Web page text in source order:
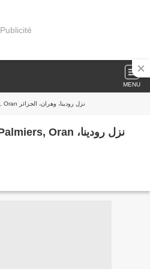
Publicité
MENU
» Hôtel Rodina, 4*, les Palmiers, Oran نزل رودينا، وهران، الجزائر